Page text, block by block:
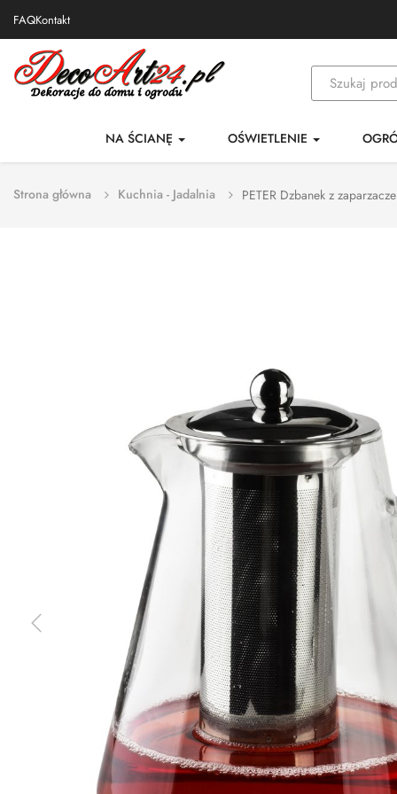
FAQKontakt
NA ŚCIANĘ OŚWIETLENIE
Strona główna Kuchnia - Jadalnia PETER Dzbanek z